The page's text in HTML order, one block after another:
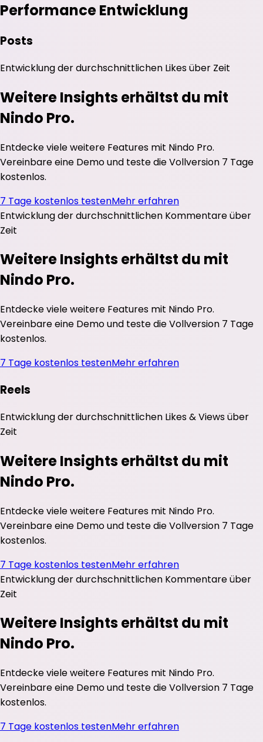
Performance Entwicklung
Posts
Entwicklung der durchschnittlichen Likesüber Zeit
Weitere Insights erhältst du mit
Nindo Pro.
Entdecke viele weitere Features mit Nindo Pro.
Vereinbare eine Demo und teste die Vollversion 7 Tage
kostenlos.
7 Tage kostenlos testenMehr erfahren
Entwicklung der durchschnittlichen Kommentareüber
Zeit
Weitere Insights erhältst du mit
Nindo Pro.
Entdecke viele weitere Features mit Nindo Pro.
Vereinbare eine Demo und teste die Vollversion 7 Tage
kostenlos.
7 Tage kostenlos testenMehr erfahren
Reels
Entwicklung der durchschnittlichen Likes&Viewsüber
Zeit
Weitere Insights erhältst du mit
Nindo Pro.
Entdecke viele weitere Features mit Nindo Pro.
Vereinbare eine Demo und teste die Vollversion 7 Tage
kostenlos.
7 Tage kostenlos testenMehr erfahren
Entwicklung der durchschnittlichen Kommentareüber
Zeit
Weitere Insights erhältst du mit
Nindo Pro.
Entdecke viele weitere Features mit Nindo Pro.
Vereinbare eine Demo und teste die Vollversion 7 Tage
kostenlos.
7 Tage kostenlos testenMehr erfahren